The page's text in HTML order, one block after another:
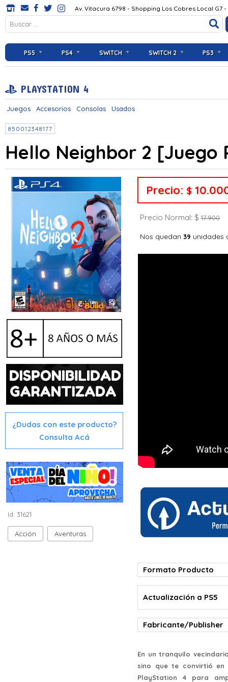
Av. Vitacura 6798 - Shopping Los Cobres Local G7
PS5 PS4 SWITCH SWITCH 2 PS3
PLAYSTATION 4
Juegos Accesorios Consolas Usados
850012348177
Hello Neighbor 2 [Juego
¿Dudas con este producto?
Consulta Acá
Id: 31621
Acción Aventuras
Precio: $
Precio Normal: $ 17.900
Nos quedan 39 unidades
Formato Producto
Actualización a PS5
Fabricante/Publisher
En un tranquilo
sino que te convirtió
PlayStation 4 para